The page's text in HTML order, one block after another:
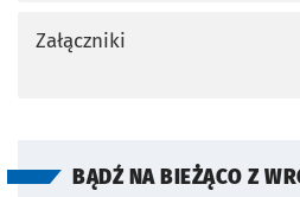
Załączniki
BĄDŹ NA BIEŻĄCO Z